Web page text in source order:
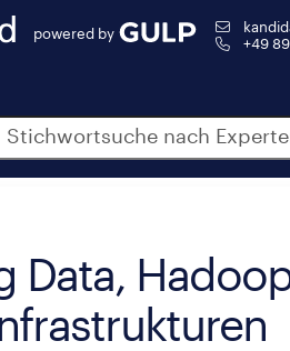
powered by
+49
Data,